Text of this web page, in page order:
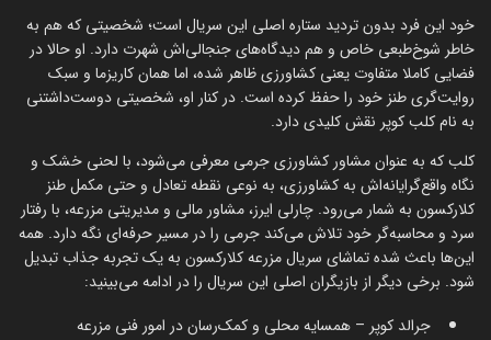
خود این فرد بدون تردید ستاره اصلی این سریال است؛ شخصیتی که هم به
خاطر شوخ‌طبعی خاص و هم دیدگاه‌های جنجالی‌اش شهرت دارد. او حالا در
فضایی کاملا متفاوت یعنی کشاورزی ظاهر شده، اما همان کاریزما و سبک
روایت‌گری طنز خود را حفظ کرده است. در کنار او، شخصیتی دوست‌داشتنی
به نام کلب کوپر نقش کلیدی دارد.
کلب که به عنوان مشاور کشاورزی جرمی معرفی می‌شود، با لحنی خشک و
نگاه واقع‌گرایانه‌اش به کشاورزی، به نوعی نقطه تعادل و حتی مکمل طنز
کلارکسون به شمار می‌رود. چارلی ایرز، مشاور مالی و مدیریتی مزرعه، با رفتار
سرد و محاسبه‌گر خود تلاش می‌کند جرمی را در مسیر حرفه‌ای نگه دارد. همه
این‌ها باعث شده تماشای سریال مزرعه کلارکسون به یک تجربه جذاب تبدیل
شود. برخی دیگر از بازیگران اصلی این سریال را در ادامه می‌بینید:
جرالد کوپر – همسایه محلی و کمک‌رسان در امور فنی مزرعه